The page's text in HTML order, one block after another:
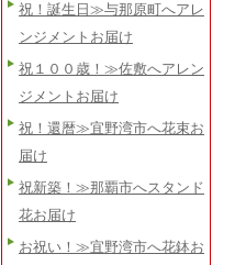
祝！誕生日≫与那原町へアレ
ンジメントお届け
祝１００歳！≫佐敷へアレン
ジメントお届け
祝！還暦≫宜野湾市へ花束お
届け
祝新築！≫那覇市へスタンド
花お届け
お祝い！≫宜野湾市へ花鉢お